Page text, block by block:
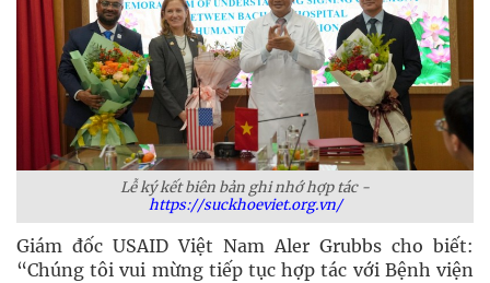
Lễ ký kết biên bản ghi nhớ hợp tác -
https://suckhoeviet.org.vn/
Giám đốc USAID Việt Nam Aler Grubbs cho biết:
“Chúng tôi vui mừng tiếp tục hợp tác với Bệnh viện